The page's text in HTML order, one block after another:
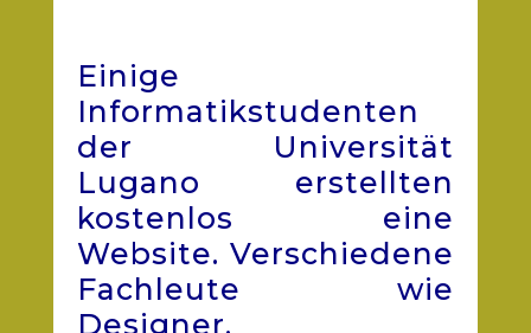
Einige
Informatikstudenten
der Universität
Lugano erstellten
kostenlos eine
Website. Verschiedene
Fachleute wie
Designer,